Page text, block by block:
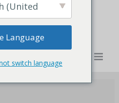
(United
Language
switch language